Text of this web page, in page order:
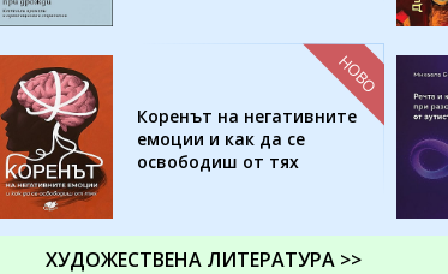
Коренът на негативните
емоции и как да се
освободиш от тях
НОВО
ХУДОЖЕСТВЕНА ЛИТЕРАТУРА >>